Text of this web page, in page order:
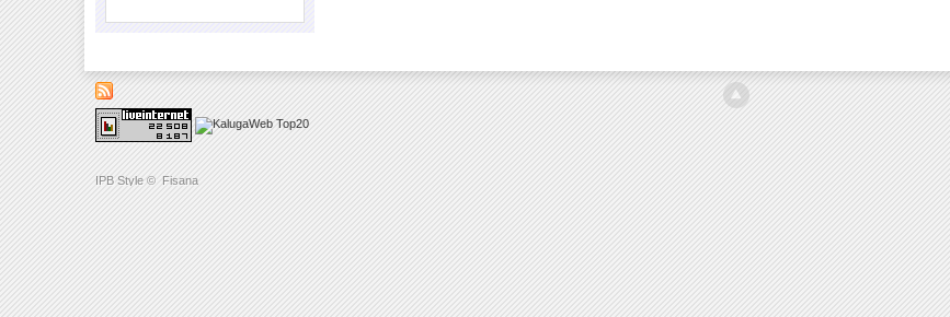
IPB Style © Fisana